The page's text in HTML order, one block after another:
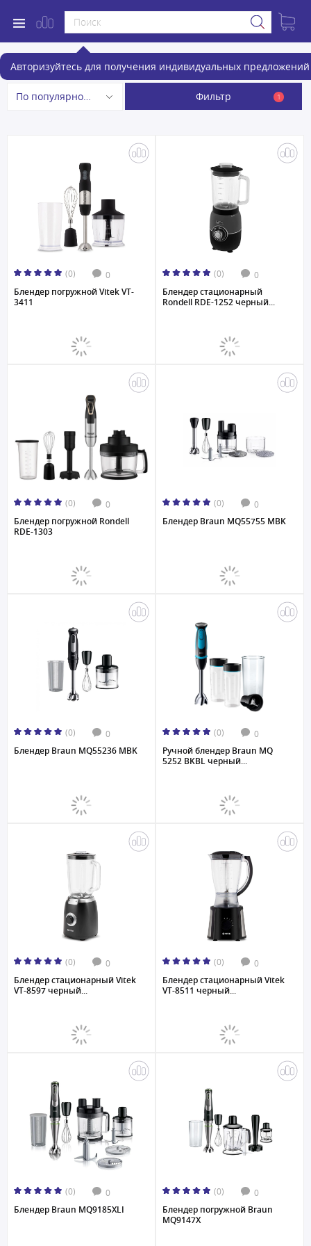
Авторизуйтесь для получения индивидуальных предложений
Блендеры
По популярности Фильтр 1
(0) 0
Блендер погружной Vitek VT-
3411
(0) 0
Блендер стационарный
Rondell RDE-1252 черный...
(0) 0
Блендер погружной Rondell
RDE-1303
(0) 0
Блендер Braun MQ55755 MBK
(0) 0
Блендер Braun MQ55236 MBK
(0) 0
Ручной блендер Braun MQ
5252 BKBL черный...
(0) 0
Блендер стационарный Vitek
VT-8597 черный...
(0) 0
Блендер стационарный Vitek
VT-8511 черный...
(0) 0
Блендер Braun MQ9185XLI
(0) 0
Блендер погружной Braun
MQ9147X